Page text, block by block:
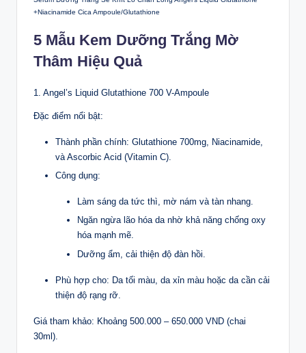
+Niacinamide Cica Ampoule/Glutathione
5 Mẫu Kem Dưỡng Trắng Mờ
Thâm Hiệu Quả
1. Angel’s Liquid Glutathione 700 V-Ampoule
Đặc điểm nổi bật:
Thành phần chính: Glutathione 700mg, Niacinamide,
và Ascorbic Acid (Vitamin C).
Công dụng:
Làm sáng da tức thì, mờ nám và tàn nhang.
Ngăn ngừa lão hóa da nhờ khả năng chống oxy
hóa mạnh mẽ.
Dưỡng ẩm, cải thiện độ đàn hồi.
Phù hợp cho: Da tối màu, da xỉn màu hoặc da cần cải
thiện độ rạng rỡ.
Giá tham khảo: Khoảng 500.000 – 650.000 VND (chai
30ml).